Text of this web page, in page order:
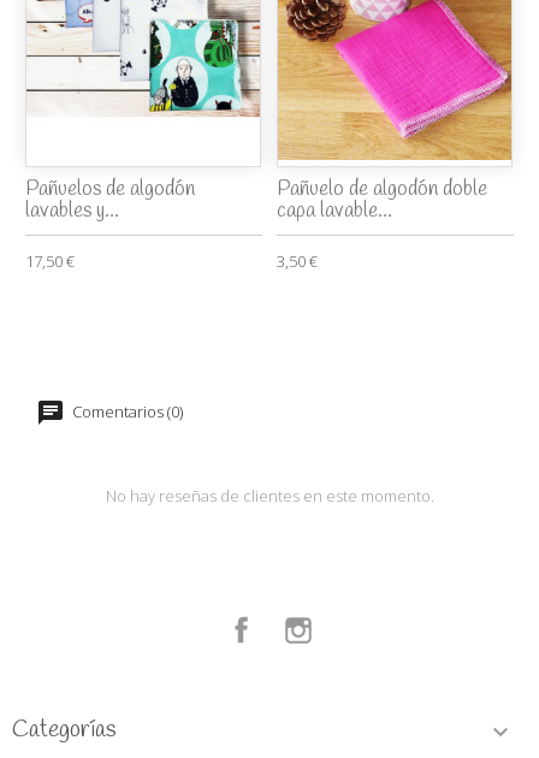
Pañuelos de algodón
lavables y...
17,50 €
Pañuelo de algodón doble
capa lavable...
3,50 €
Comentarios (0)
No hay reseñas de clientes en este momento.
Facebook
Categorías 